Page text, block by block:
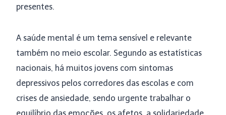
presentes.
A saúde mental é um tema sensível e relevante
também no meio escolar. Segundo as estatísticas
nacionais, há muitos jovens com sintomas
depressivos pelos corredores das escolas e com
crises de ansiedade, sendo urgente trabalhar o